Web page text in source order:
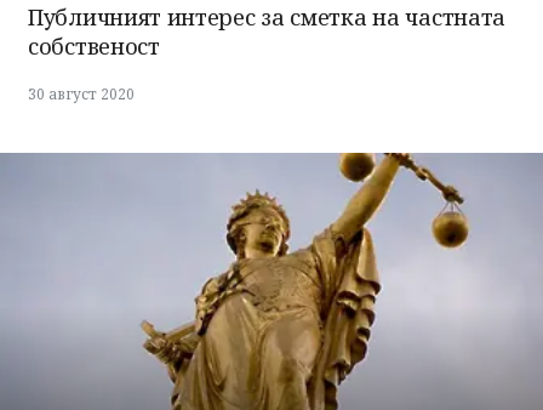
Публичният интерес за сметка на частната
собственост
30 август 2020